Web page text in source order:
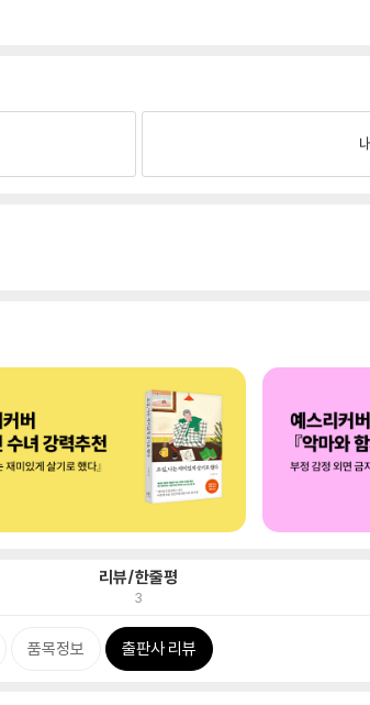
리뷰/한줄평
3
품목정보 출판사 리뷰